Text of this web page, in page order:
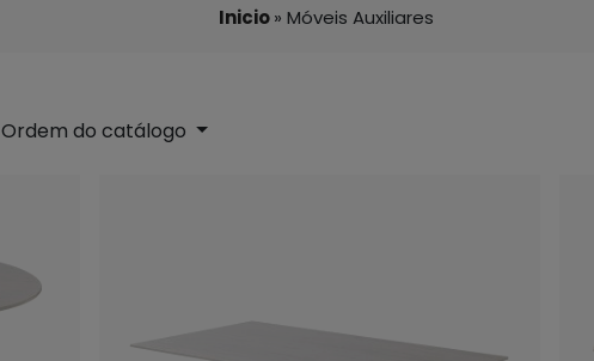
Inicio» Móveis Auxiliares
Ordem do catálogo